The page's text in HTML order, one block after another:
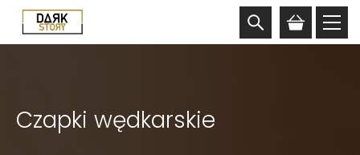
Czapki wędkarskie